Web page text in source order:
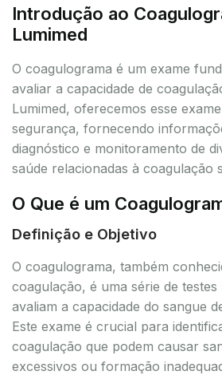
Introdução ao
Lumimed
O coagulograma é um exame
avaliar a capacidade de
Lumimed, oferecemos esse
segurança, fornecendo
diagnóstico e monitoramento de
saúde relacionadas à coagulação
O Que é um
Definição e Objetivo
O coagulograma, também
coagulação, é uma série de
avaliam a capacidade do sangue
Este exame é crucial para
coagulação que podem causar
excessivos ou formação